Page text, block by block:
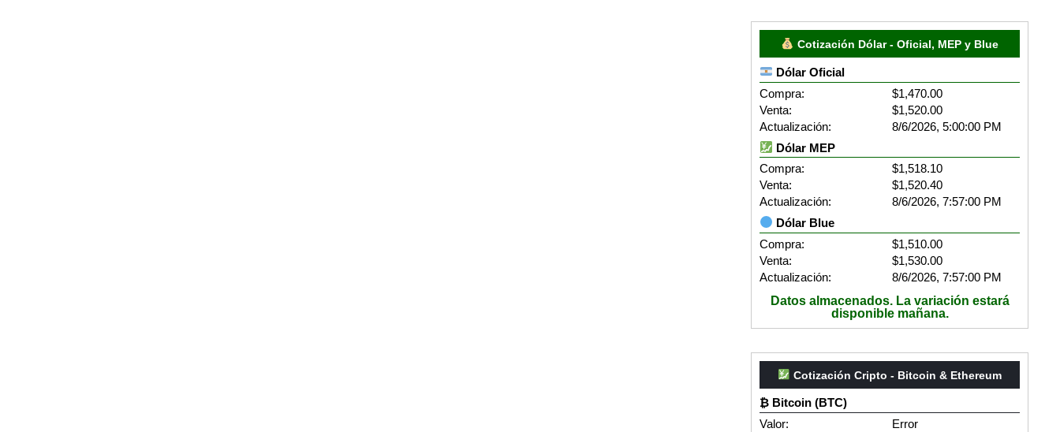
Cotización Dólar - Oficial, MEP y Blue
Dólar Oficial
Compra:
$1,470.00
Venta:
$1,520.00
Actualización:
8/6/2026, 5:00:00 PM
Dólar MEP
Compra:
$1,518.10
Venta:
$1,520.40
Actualización:
8/6/2026, 7:57:00 PM
Dólar Blue
Compra:
$1,510.00
Venta:
$1,530.00
Actualización:
8/6/2026, 7:57:00 PM
Datos almacenados. La variación estará
disponible mañana.
Cotización Cripto - Bitcoin & Ethereum
₿ Bitcoin (BTC)
Valor:
Error